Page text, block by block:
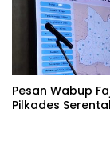
Pesan Wabup
Pilkades